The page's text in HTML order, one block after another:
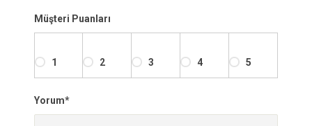
Müşteri Puanları
1 2 3 4 5
Yorum*